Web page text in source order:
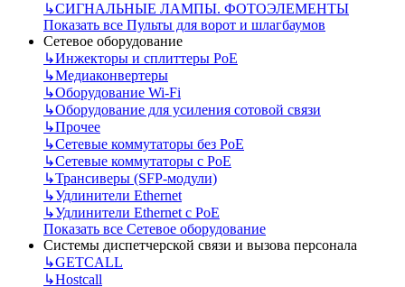
↳СИГНАЛЬНЫЕ ЛАМПЫ. ФОТОЭЛЕМЕНТЫ
Показать все Пульты для ворот и шлагбаумов
Сетевое оборудование
↳Инжекторы и сплиттеры РоЕ
↳Медиаконвертеры
↳Оборудование Wi-Fi
↳Оборудование для усиления сотовой связи
↳Прочее
↳Сетевые коммутаторы без РоЕ
↳Сетевые коммутаторы с РоЕ
↳Трансиверы (SFP-модули)
↳Удлинители Ethernet
↳Удлинители Ethernet с PoE
Показать все Сетевое оборудование
Системы диспетчерской связи и вызова персонала
↳GETCALL
↳Hostcall